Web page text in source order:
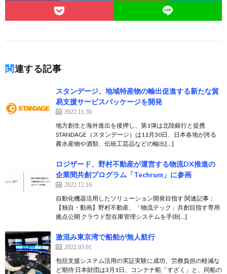
関連する記事
スタンデージ、地域特産物の輸出促進する新たな貿
易支援サービスパッケージを開発
2022.11.30
地方創生と海外進出を後押し、第1弾は北陸銀行と提携
STANDAGE（スタンデージ）は11月30日、日本各地が誇る
農水産物や酒類、伝統工芸品などの輸出[…]
ロジザード、野村不動産が運営する物流DX推進の
企業間共創プログラム「Techrum」に参画
2022.12.16
自動化機器活用したソリューション開発目指す 関連記事：
【独自・動画】野村不動産、「物流テック」共創目指す専用
拠点公開 クラウド型在庫管理システムを手掛[…]
激混み東京湾で船舶が無人航行
2022.03.01
包括支援システム活用の実証実験に成功、労務負担の軽減な
ど期待 日本財団は3月1日、コンテナ船「すざく」と、同船の